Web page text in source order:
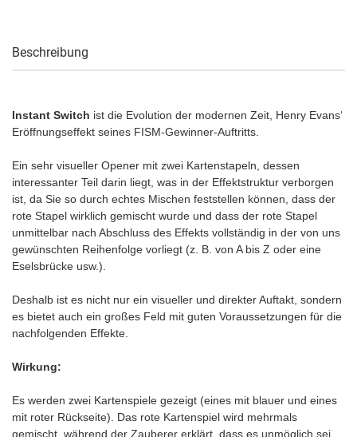
Beschreibung
Instant Switch ist die Evolution der modernen Zeit, Henry Evans‘
Eröffnungseffekt seines FISM-Gewinner-Auftritts.
Ein sehr visueller Opener mit zwei Kartenstapeln, dessen
interessanter Teil darin liegt, was in der Effektstruktur verborgen
ist, da Sie so durch echtes Mischen feststellen können, dass der
rote Stapel wirklich gemischt wurde und dass der rote Stapel
unmittelbar nach Abschluss des Effekts vollständig in der von uns
gewünschten Reihenfolge vorliegt (z. B. von A bis Z oder eine
Eselsbrücke usw.).
Deshalb ist es nicht nur ein visueller und direkter Auftakt, sondern
es bietet auch ein großes Feld mit guten Voraussetzungen für die
nachfolgenden Effekte.
Wirkung:
Es werden zwei Kartenspiele gezeigt (eines mit blauer und eines
mit roter Rückseite). Das rote Kartenspiel wird mehrmals
gemischt, während der Zauberer erklärt, dass es unmöglich sei,